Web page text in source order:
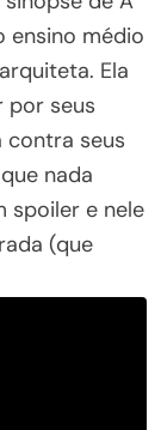
ensino médio
Ela
por seus
contra seus
nada
spoiler e nele
(que